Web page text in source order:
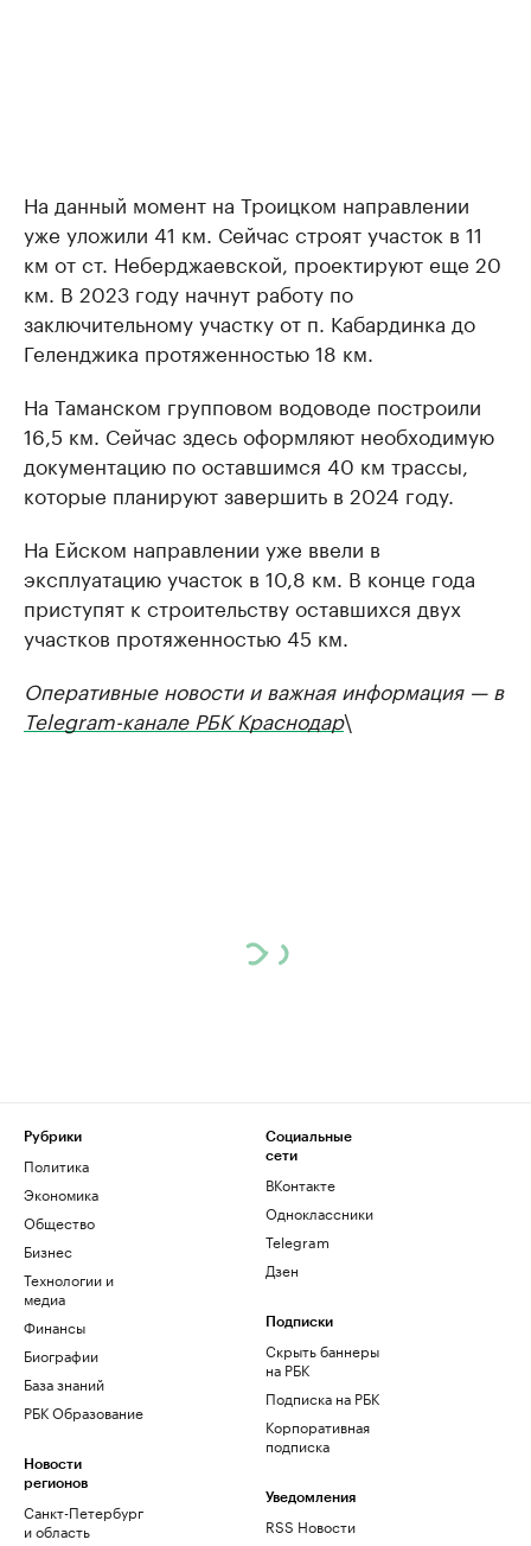
На данный момент на Троицком направлении
уже уложили 41 км. Сейчас строят участок в 11
км от ст. Неберджаевской, проектируют еще 20
км. В 2023 году начнут работу по
заключительному участку от п. Кабардинка до
Геленджика протяженностью 18 км.
На Таманском групповом водоводе построили
16,5 км. Сейчас здесь оформляют необходимую
документацию по оставшимся 40 км трассы,
которые планируют завершить в 2024 году.
На Ейском направлении уже ввели в
эксплуатацию участок в 10,8 км. В конце года
приступят к строительству оставшихся двух
участков протяженностью 45 км.
Оперативные новости и важная информация — в
Telegram-канале РБК Краснодар\
Рубрики
Политика
Экономика
Общество
Бизнес
Технологии и
медиа
Финансы
Биографии
База знаний
РБК Образование
Новости
регионов
Санкт-Петербург
и область
Социальные
сети
ВКонтакте
Одноклассники
Telegram
Дзен
Подписки
Скрыть баннеры
на РБК
Подписка на РБК
Корпоративная
подписка
Уведомления
RSS Новости